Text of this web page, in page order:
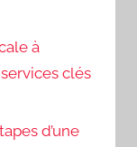
à
clés
d’une